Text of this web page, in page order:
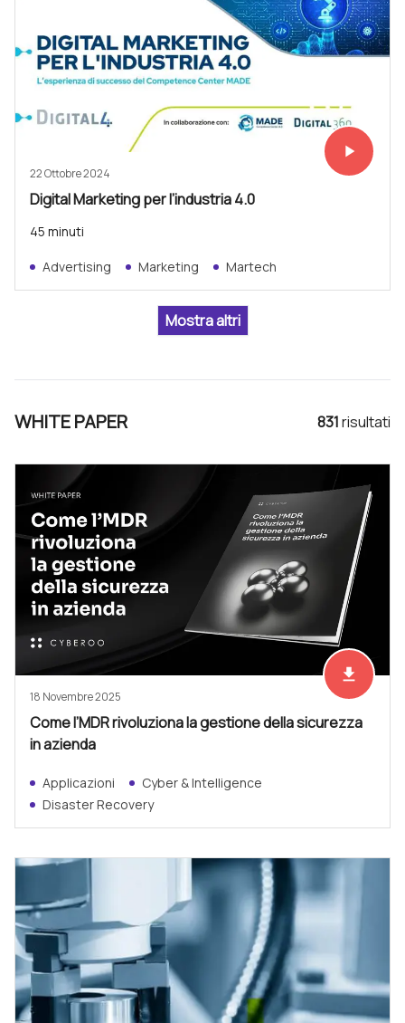
Vedi subito
play_arrow
22 Ottobre 2024
Digital Marketing per l’industria 4.0
45 minuti
Advertising Marketing Martech
WHITE PAPER 831risultati
Scarica
file_download
18 Novembre 2025
Come l’MDR rivoluziona la gestione della sicurezza
in azienda
Applicazioni
Cyber & Intelligence
Disaster Recovery